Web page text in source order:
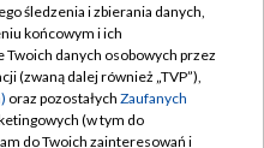
TVP
śledzenia i zbierania danych,
końcowym i ich
danych osobowych przez
(zwaną dalej również „TVP”),
oraz pozostałych Zaufanych
(w tym do
do Twoich zainteresowań i